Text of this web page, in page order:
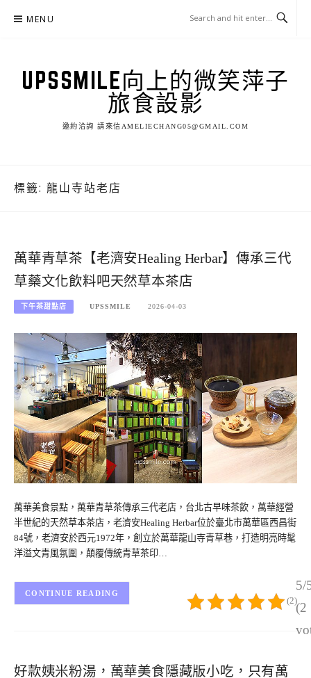
MENU
UPSSMILE向上的微笑萍子
旅食設影
邀約洽詢 請來信AMELIECHANG05@GMAIL.COM
標籤: 龍山寺站老店
萬華青草茶【老濟安Healing Herbar】傳承三代
草藥文化飲料吧天然草本茶店
下午茶甜點店 UPSSMILE 2026-04-03
萬華美食景點，萬華青草茶傳承三代老店，台北古早味茶飲，萬華經營
半世紀的天然草本茶店，老濟安Healing Herbar位於臺北市萬華區西昌街
84號，老濟安於西元1972年，創立於萬華龍山寺青草巷，打造明亮時髦
洋溢文青風氛圍，顛覆傳統青草茶印…
5/
(2
(2)
CONTINUE READING
好款姨米粉湯，萬華美食隱藏版小吃，只有萬